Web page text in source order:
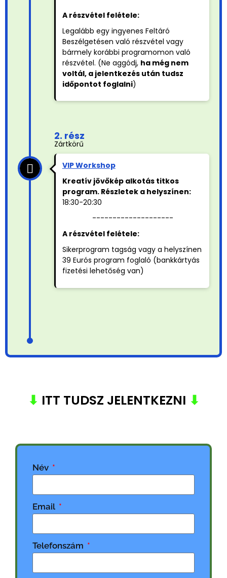
A részvétel felétele:
Legalább egy ingyenes Feltáró
Beszélgetésen való részvétel vagy
bármely korábbi programomon való
részvétel. (Ne aggódj, ha még nem
voltál, a jelentkezés után tudsz
időpontot foglalni)
2. rész
Zártkörű
VIP Workshop
Kreatív jövőkép alkotás titkos
program. Részletek a helyszínen:
18:30-20:30
--------------------
A részvétel felétele:
Sikerprogram tagság vagy a helyszínen
39 Eurós program foglaló (bankkártyás
fizetési lehetőség van)
⬇ ITT TUDSZ JELENTKEZNI ⬇
Név
Email
Telefonszám